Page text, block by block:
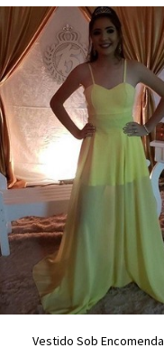
Vestido Sob Encomenda